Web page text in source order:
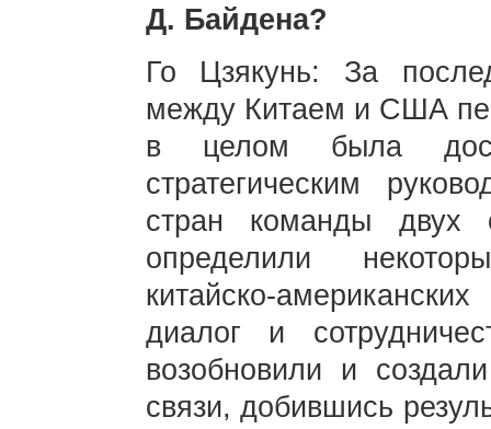
Д. Байдена?
Го Цзякунь: За
между Китаем и США
в целом была
стратегическим
стран команды двух
определили
китайско-
диалог и
возобновили и
связи, добившись